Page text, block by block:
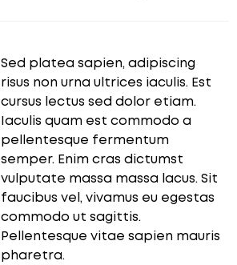
Sed platea sapien, adipiscing
risus non urna ultrices iaculis. Est
cursus lectus sed dolor etiam.
Iaculis quam est commodo a
pellentesque fermentum
semper. Enim cras dictumst
vulputate massa massa lacus. Sit
faucibus vel, vivamus eu egestas
commodo ut sagittis.
Pellentesque vitae sapien mauris
pharetra.